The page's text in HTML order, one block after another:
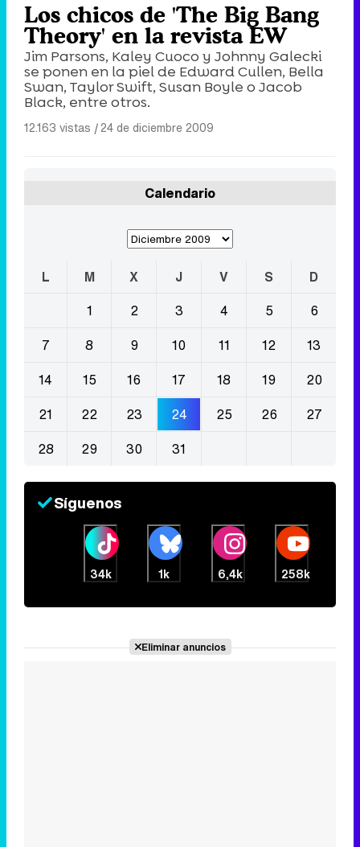
Los chicos de 'The Big Bang
Theory' en la revista EW
Jim Parsons, Kaley Cuoco y Johnny Galecki
se ponen en la piel de Edward Cullen, Bella
Swan, Taylor Swift, Susan Boyle o Jacob
Black, entre otros.
12.163 vistas |24 de diciembre 2009
Calendario
L M X J V S
D
1
2 3 4 5
6
7
8 9 10 11 12
13
14
15 16 17 18 19
20
21
22 23 24 25 26
27
28
29 30 31
Síguenos
34k 1k 6,4k 258k
Eliminar anuncios